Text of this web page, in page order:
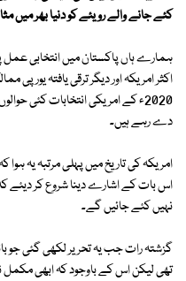
کئے جانے والے رویئے کو دنیا بھر میں
ہمارے ہاں پاکستان میں انتخابی عمل
اکثر امریکہ اور دیگر ترقی یافتہ
2020ء کے امریکی انتخابات کئی
دے رہے ہیں۔
امریکہ کی تاریخ میں پہلی مرتبہ یہ
اس بات کے اشارے دینا شروع کر دیئے
نہیں کئے جائیں گے۔
گزشتہ رات جب یہ تحریر لکھی گئی جو
تھی لیکن اس کے باوجود کہ ابھی